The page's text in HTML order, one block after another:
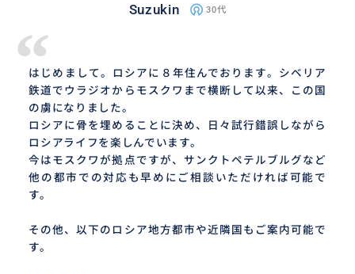
Suzukin 30代
“
はじめまして。ロシアに８年住んでおります。シベリア
鉄道でウラジオからモスクワまで横断して以来、この国
の虜になりました。
ロシアに骨を埋めることに決め、日々試行錯誤しながら
ロシアライフを楽しんでいます。
今はモスクワが拠点ですが、サンクトペテルブルグなど
他の都市での対応も早めにご相談いただければ可能で
す。
その他、以下のロシア地方都市や近隣国もご案内可能で
す。